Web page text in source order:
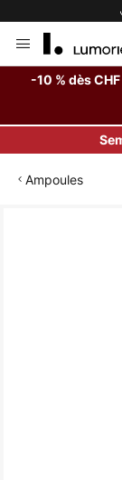
Allez
au
contenu
-10 % dès
Ampoules